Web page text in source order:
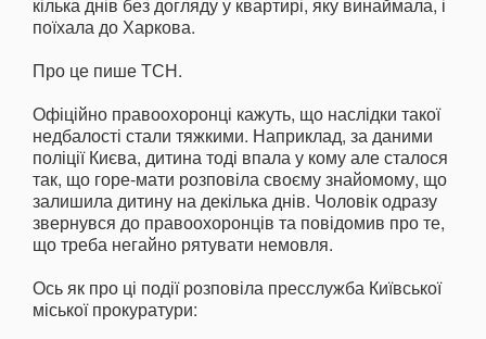
кілька днів без догляду у квартирі, яку винаймала, і
поїхала до Харкова.
Про це пише ТСН.
Офіційно правоохоронці кажуть, що наслідки такої
недбалості стали тяжкими. Наприклад, за даними
поліції Києва, дитина тоді впала у кому але сталося
так, що горе-мати розповіла своєму знайомому, що
залишила дитину на декілька днів. Чоловік одразу
звернувся до правоохоронців та повідомив про те,
що треба негайно рятувати немовля.
Ось як про ці події розповіла пресслужба Київської
міської прокуратури: